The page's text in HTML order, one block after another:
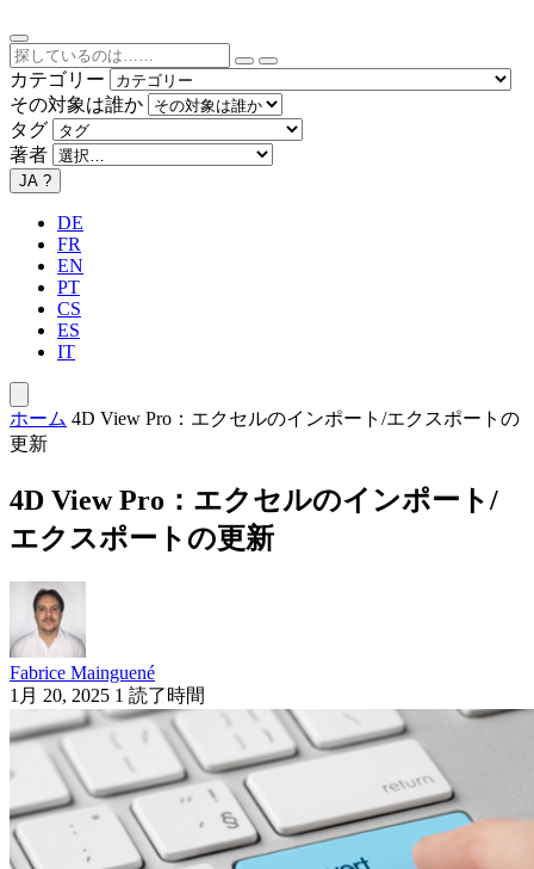
カテゴリー
その対象は誰か
タグ
著者
JA ?
DE
FR
EN
PT
CS
ES
IT
ホーム 4D View Pro：エクセルのインポート/エクスポートの
更新
4D View Pro：エクセルのインポート/
エクスポートの更新
Fabrice Mainguené
1月 20, 2025 1 読了時間